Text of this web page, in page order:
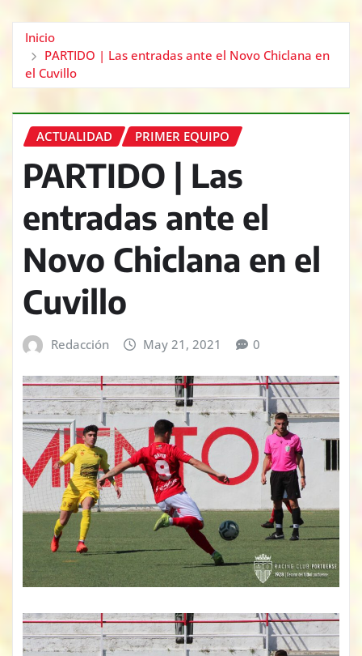
Inicio
PARTIDO | Las entradas ante el Novo Chiclana en
el Cuvillo
ACTUALIDAD PRIMER EQUIPO
PARTIDO | Las
entradas ante el
Novo Chiclana en el
Cuvillo
Redacción May 21, 2021 0